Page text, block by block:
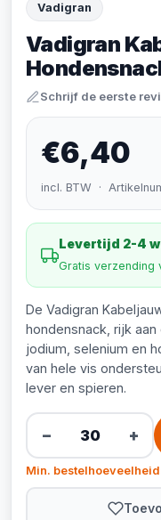
Vadigran
Vadigran
Schrijf de eerste
€6,40
incl. BTW ·
Levertijd 2-4
Gratis verzending
De Vadigran
hondensnack, rijk
jodium, selenium en
van hele vis
lever en spieren.
− +
Min.